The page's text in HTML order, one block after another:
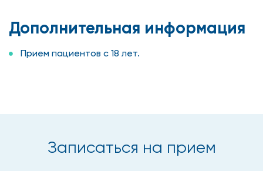
Дополнительная информация
Прием пациентов с 18 лет.
Записаться на прием